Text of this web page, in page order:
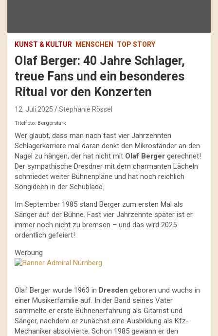
KUNST & KULTUR MENSCHEN TOP STORY
Olaf Berger: 40 Jahre Schlager,
treue Fans und ein besonderes
Ritual vor den Konzerten
12. Juli 2025 Stephanie Rössel
Titelfoto: Bergerstark
Wer glaubt, dass man nach fast vier Jahrzehnten
Schlagerkarriere mal daran denkt den Mikroständer an den
Nagel zu hängen, der hat nicht mit Olaf Berger gerechnet!
Der sympathische Dresdner mit dem charmanten Lächeln
schmiedet weiter Bühnenpläne und hat noch reichlich
Songideen in der Schublade.
Im September 1985 stand Berger zum ersten Mal als
Sänger auf der Bühne. Fast vier Jahrzehnte später ist er
immer noch nicht zu bremsen – und das wird 2025
ordentlich gefeiert!
Werbung
Olaf Berger wurde 1963 in Dresden geboren und wuchs in
einer Musikerfamilie auf. In der Band seines Vater
sammelte er erste Bühnenerfahrung als Gitarrist und
Sänger, nachdem er zunächst eine Ausbildung als Kfz-
Mechaniker absolvierte. Schon 1985 gewann er den